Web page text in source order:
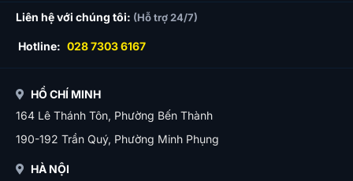
Liên hệ với chúng tôi: (Hỗ trợ 24/7)
Hotline: 028 7303 6167
HỒ CHÍ MINH
164 Lê Thánh Tôn, Phường Bến Thành
190-192 Trần Quý, Phường Minh Phụng
HÀ NỘI